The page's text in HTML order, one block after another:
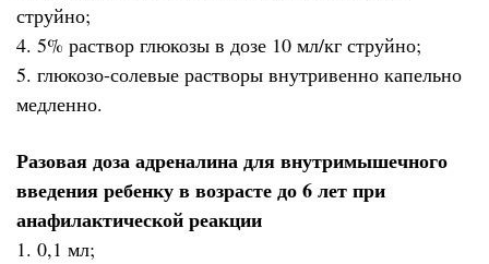
струйно;
4. 5% раствор глюкозы в дозе 10 мл/кг струйно;
5. глюкозо-солевые растворы внутривенно капельно
медленно.
Разовая доза адреналина для внутримышечного
введения ребенку в возрасте до 6 лет при
анафилактической реакции
1. 0,1 мл;